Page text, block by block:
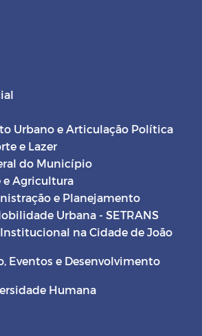
Urbano e Articulação Política
e Lazer
do Município
Agricultura
e Planejamento
Urbana - SETRANS
na Cidade de João
Eventos e Desenvolvimento
Humana